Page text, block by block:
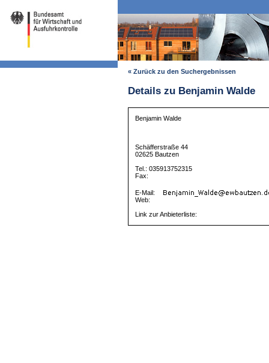
« Zurück zu den Suchergebnissen
Details zu Benjamin Walde
Benjamin Walde
Schäfferstraße 44
02625 Bautzen
Tel.: 035913752315
Fax:
E-Mail:
Web:
Link zur Anbieterliste: